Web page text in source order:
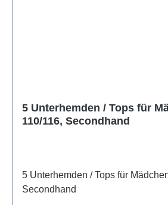
5 Unterhemden / Tops für
110/116, Secondhand
5 Unterhemden / Tops für
Secondhand